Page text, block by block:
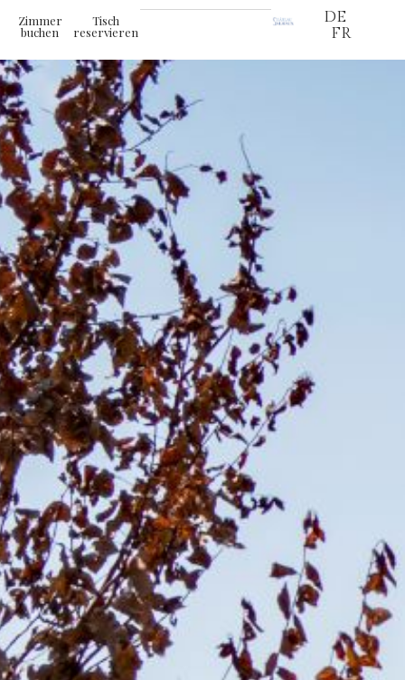
Zimmer
buchen
Tisch
reservieren
DE
FR